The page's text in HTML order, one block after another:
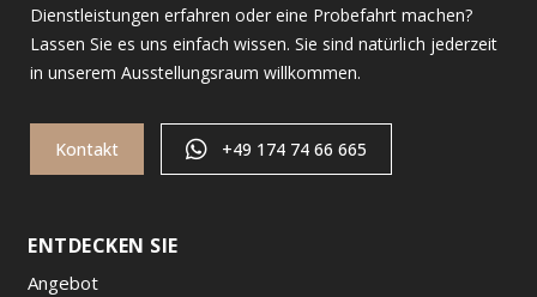
Dienstleistungen erfahren oder eine Probefahrt machen?
Lassen Sie es uns einfach wissen. Sie sind natürlich jederzeit
in unserem Ausstellungsraum willkommen.
Kontakt +49 174 74 66 665
ENTDECKEN SIE
Angebot